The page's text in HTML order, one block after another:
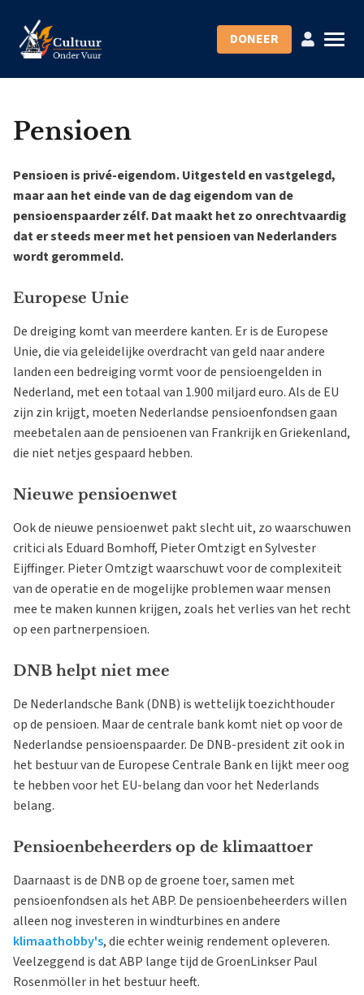
DONEER
Pensioen
Pensioen is privé-eigendom. Uitgesteld en vastgelegd,
maar aan het einde van de dag eigendom van de
pensioenspaarder zélf. Dat maakt het zo onrechtvaardig
dat er steeds meer met het pensioen van Nederlanders
wordt gerommeld.
Europese Unie
De dreiging komt van meerdere kanten. Er is de Europese
Unie, die via geleidelijke overdracht van geld naar andere
landen een bedreiging vormt voor de pensioengelden in
Nederland, met een totaal van 1.900 miljard euro. Als de EU
zijn zin krijgt, moeten Nederlandse pensioenfondsen gaan
meebetalen aan de pensioenen van Frankrijk en Griekenland,
die niet netjes gespaard hebben.
Nieuwe pensioenwet
Ook de nieuwe pensioenwet pakt slecht uit, zo waarschuwen
critici als Eduard Bomhoff, Pieter Omtzigt en Sylvester
Eijffinger. Pieter Omtzigt waarschuwt voor de complexiteit
van de operatie en de mogelijke problemen waar mensen
mee te maken kunnen krijgen, zoals het verlies van het recht
op een partnerpensioen.
DNB helpt niet mee
De Nederlandsche Bank (DNB) is wettelijk toezichthouder
op de pensioen. Maar de centrale bank komt niet op voor de
Nederlandse pensioenspaarder. De DNB-president zit ook in
het bestuur van de Europese Centrale Bank en lijkt meer oog
te hebben voor het EU-belang dan voor het Nederlands
belang.
Pensioenbeheerders op de klimaattoer
Daarnaast is de DNB op de groene toer, samen met
pensioenfondsen als het ABP. De pensioenbeheerders willen
alleen nog investeren in windturbines en andere
klimaathobby's, die echter weinig rendement opleveren.
Veelzeggend is dat ABP lange tijd de GroenLinkser Paul
Rosenmöller in het bestuur heeft.